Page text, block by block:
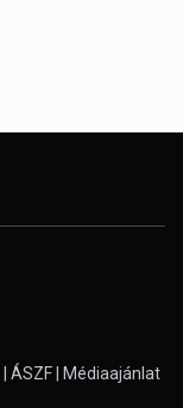
ÁSZF Médiaajánlat